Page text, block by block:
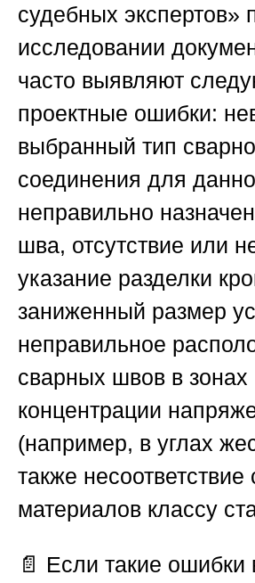
судебных экспертов»
исследовании
часто выявляют
проектные ошибки:
выбранный тип
соединения для
неправильно
шва, отсутствие или
указание разделки
заниженный размер
неправильное
сварных швов в зонах
концентрации
(например, в углах
также
материалов классу
📄 Если такие